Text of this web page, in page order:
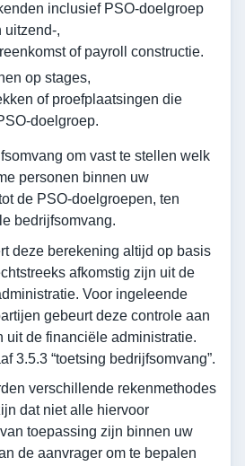
inclusief PSO-doelgroep
uitzend-,
of payroll constructie.
op stages,
of proefplaatsingen die
doelgroep.
om vast te stellen welk
personen binnen uw
de PSO-doelgroepen, ten
bedrijfsomvang.
deze berekening altijd op basis
afkomstig zijn uit de
Voor ingeleende
gebeurt deze controle aan
uit de financiële administratie.
3.5.3 “toetsing bedrijfsomvang”.
verschillende rekenmethodes
dat niet alle hiervoor
toepassing zijn binnen uw
de aanvrager om te bepalen